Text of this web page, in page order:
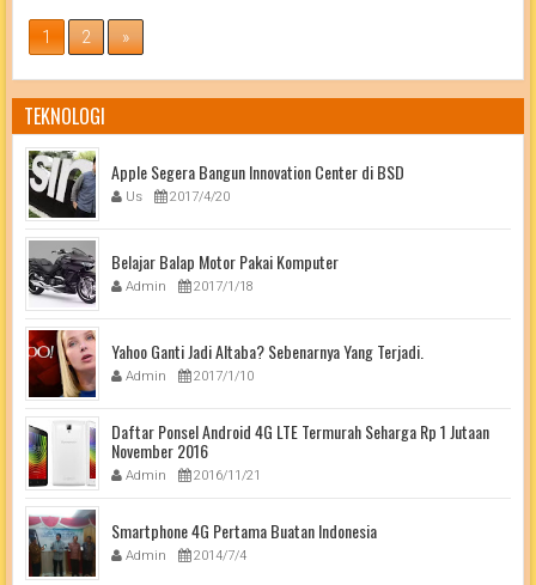
1 2 »
TEKNOLOGI
Apple Segera Bangun Innovation Center di BSD
Us 2017/4/20
Belajar Balap Motor Pakai Komputer
Admin 2017/1/18
Yahoo Ganti Jadi Altaba? Sebenarnya Yang Terjadi.
Admin 2017/1/10
Daftar Ponsel Android 4G LTE Termurah Seharga Rp 1 Jutaan
November 2016
Admin 2016/11/21
Smartphone 4G Pertama Buatan Indonesia
Admin 2014/7/4